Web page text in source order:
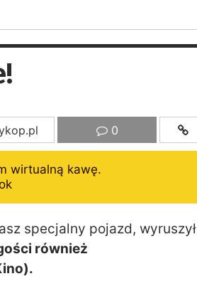
0
wirtualną kawę.
specjalny pojazd, wyruszył
również